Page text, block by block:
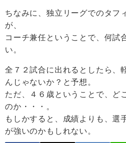
ちなみに、独立リーグでのタフ
が、
コーチ兼任ということで、何試
い。
全７２試合に出れるとしたら、
んじゃないか？と予想。
ただ、４６歳ということで、ど
のか・・・。
もしかすると、成績よりも、選
が強いのかもしれない。